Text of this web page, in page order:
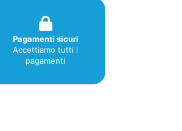
Pagamenti sicuri
Accettiamo tutti i
pagamenti